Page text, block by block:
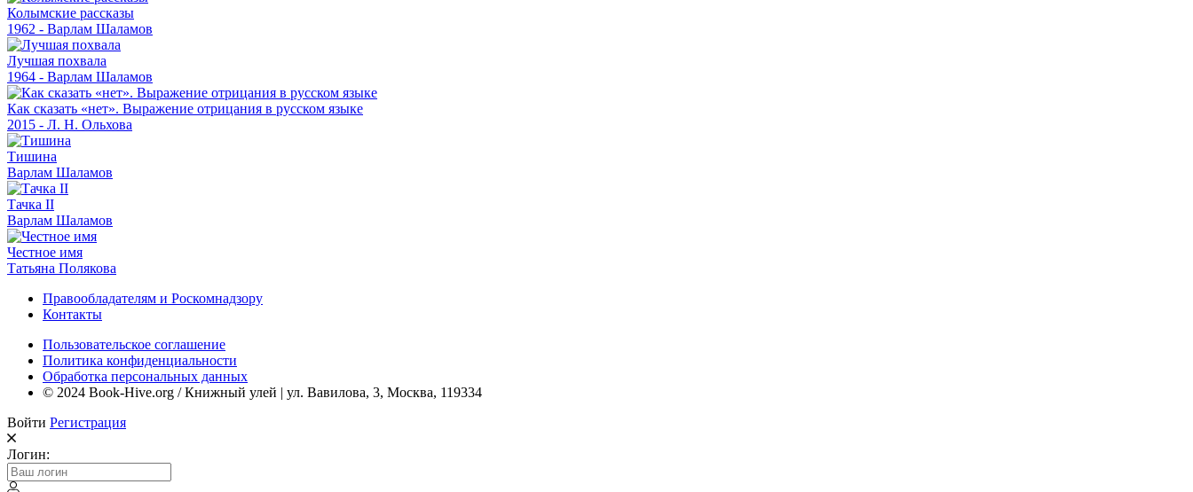
Колымские рассказы
1962 - Варлам Шаламов
Лучшая похвала
1964 - Варлам Шаламов
Как сказать «нет». Выражение отрицания в русском языке
2015 - Л. Н. Ольхова
Тишина
Варлам Шаламов
Тачка II
Варлам Шаламов
Честное имя
Татьяна Полякова
Правообладателям и Роскомнадзору
Контакты
Пользовательское соглашение
Политика конфиденциальности
Обработка персональных данных
© 2024 Book-Hive.org / Книжный улей | ул. Вавилова, 3, Москва, 119334
Войти Регистрация
Логин: